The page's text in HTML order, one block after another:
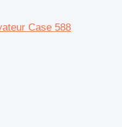
Case 588